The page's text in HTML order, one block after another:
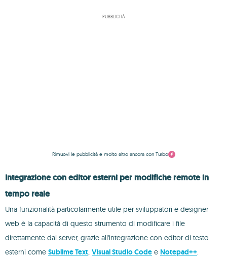
PUBBLICITÀ
Rimuovi le pubblicità e molto altro ancora con Turbo
Integrazione con editor esterni per modifiche remote in
tempo reale
Una funzionalità particolarmente utile per sviluppatori e designer
web è la capacità di questo strumento di modificare i file
direttamente dal server, grazie all'integrazione con editor di testo
esterni come Sublime Text, Visual Studio Code e Notepad++.